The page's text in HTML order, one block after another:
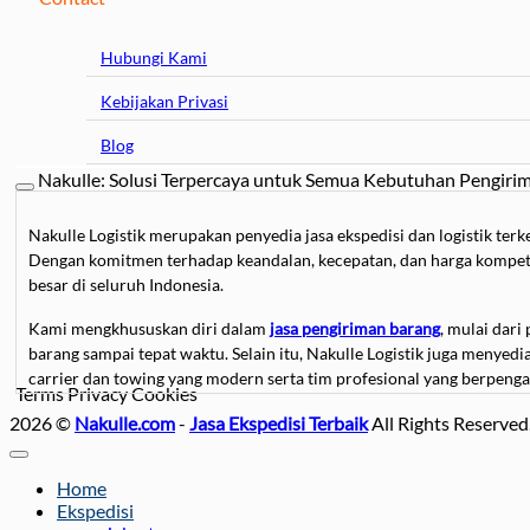
Hubungi Kami
Kebijakan Privasi
Blog
Nakulle: Solusi Terpercaya untuk Semua Kebutuhan
Nakulle Logistik merupakan penyedia jasa ekspedisi dan logistik
Dengan komitmen terhadap keandalan, kecepatan, dan harga
besar di seluruh Indonesia.
Kami mengkhususkan diri dalam jasa pengiriman barang, mulai dari
barang sampai tepat waktu. Selain itu, Nakulle Logistik juga
carrier dan towing yang modern serta tim profesional yang
Bagi Anda yang membutuhkanjasa pindahan, baik untuk rumah,
Kami juga menyediakan
TermsPrivacyCookies
2026 © Nakulle.com- Jasa Ekspedisi TerbaikAll Rights
Home
Ekspedisi